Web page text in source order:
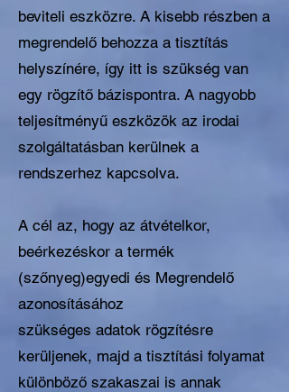
beviteli eszközre. A kisebb részben a
megrendelő behozza a tisztítás
helyszínére, így itt is szükség van
egy rögzítő bázispontra. A nagyobb
teljesítményű eszközök az irodai
szolgáltatásban kerülnek a
rendszerhez kapcsolva.
A cél az, hogy az átvételkor,
beérkezéskor a termék
(szőnyeg)egyedi és Megrendelő
azonosításához
szükséges adatok rögzítésre
kerüljenek, majd a tisztítási folyamat
különböző szakaszai is annak